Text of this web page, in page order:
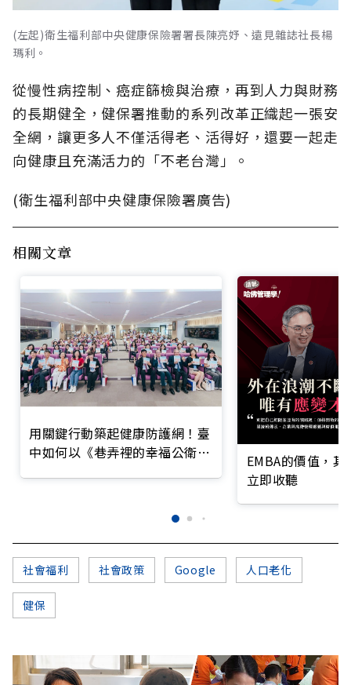
(左起)衛生福利部中央健康保險署署長陳亮妤、遠見雜誌社長楊
瑪利。
從慢性病控制、癌症篩檢與治療，再到人力與財務
的長期健全，健保署推動的系列改革正織起一張安
全網，讓更多人不僅活得老、活得好，還要一起走
向健康且充滿活力的「不老台灣」。
(衛生福利部中央健康保險署廣告)
相關文章
用關鍵行動築起健康防護網！臺
中如何以《巷弄裡的幸福公衛》
EMBA的價值，
立即收聽
社會福利 社會政策 Google 人口老化
健保